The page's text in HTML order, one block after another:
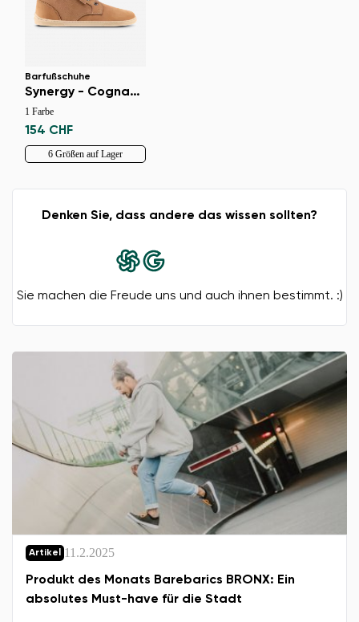
Land ändern
Sprache auswählen
Bestätigen
Barfußschuhe
Synergy - Cognac & Beige
1 Farbe
154 CHF
6 Größen auf Lager
Denken Sie, dass andere das wissen sollten?
Sie machen die Freude uns und auch ihnen bestimmt. :)
Artikel 11.2.2025
Produkt des Monats Barebarics BRONX: Ein
absolutes Must-have für die Stadt